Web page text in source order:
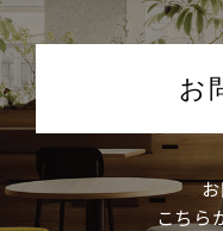
お
こちら